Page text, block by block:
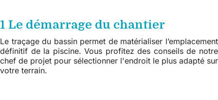
1 Le démarrage du chantier
Le traçage du bassin permet de matérialiser l’emplacement
définitif de la piscine. Vous profitez des conseils de notre
chef de projet pour sélectionner l'endroit le plus adapté sur
votre terrain.